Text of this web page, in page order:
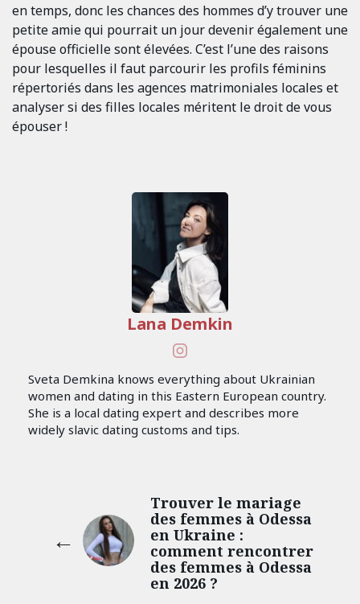
en temps, donc les chances des hommes d’y trouver une
petite amie qui pourrait un jour devenir également une
épouse officielle sont élevées. C’est l’une des raisons
pour lesquelles il faut parcourir les profils féminins
répertoriés dans les agences matrimoniales locales et
analyser si des filles locales méritent le droit de vous
épouser !
Lana Demkin
Sveta Demkina knows everything about Ukrainian
women and dating in this Eastern European country.
She is a local dating expert and describes more
widely slavic dating customs and tips.
Trouver le mariage
des femmes à Odessa
en Ukraine :
comment rencontrer
des femmes à Odessa
en 2026 ?